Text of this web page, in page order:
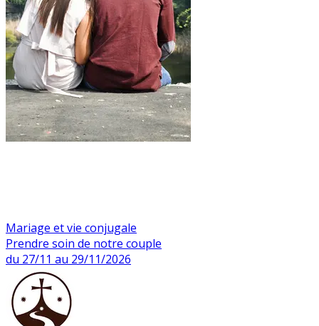
Mariage et vie conjugale
Prendre soin de notre couple
du 27/11 au 29/11/2026